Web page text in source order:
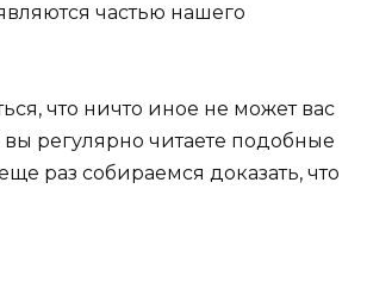
частью нашего
что ничто иное не может вас
регулярно читаете подобные
раз собираемся доказать, что